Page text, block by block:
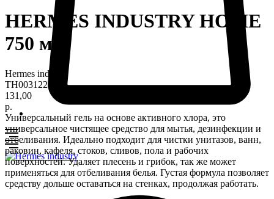
HERMES INDUSTRY HOME
750 мл
Hermes industry
TH0031224
131,00
р.
Универсальный гель на основе активного хлора, это
универсальное чистящее средство для мытья, дезинфекции и
отбеливания. Идеально подходит для чистки унитазов, ванн,
раковин, кафеля, стоков, сливов, пола и рабочих
поверхностей. Удаляет плесень и грибок, так же может
применяться для отбеливания белья. Густая формула позволяет
средству дольше оставаться на стенках, продолжая работать.